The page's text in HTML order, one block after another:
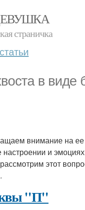
страничка
статьи
в виде
внимание на
и
этот
"П"